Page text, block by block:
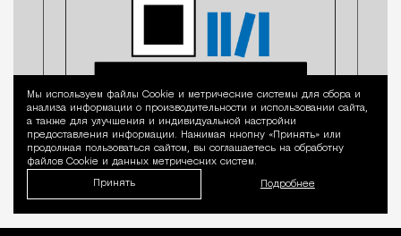
Уведомление
Мы используем файлы Сookie и метрические системы для сбора и
анализа информации о производительности и использовании сайта,
а также для улучшения и индивидуальной настройки
предоставления информации. Нажимая кнопку «Принять» или
продолжая пользоваться сайтом, вы соглашаетесь на обработку
файлов Cookie и данных метрических систем.
Принять Подробнее